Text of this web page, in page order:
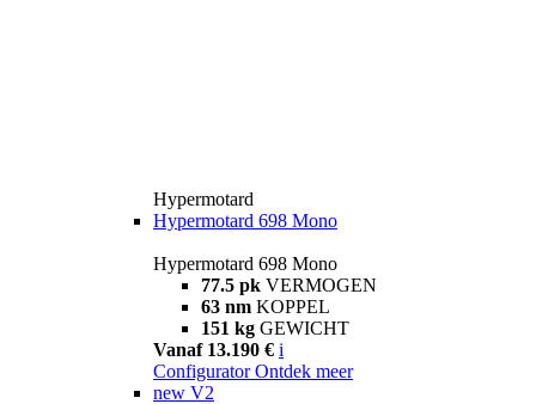
Hypermotard
Hypermotard 698 Mono
Hypermotard 698 Mono
77.5 pk VERMOGEN
63 nm KOPPEL
151 kg GEWICHT
Vanaf 13.190 € i
Configurator Ontdek meer
new V2